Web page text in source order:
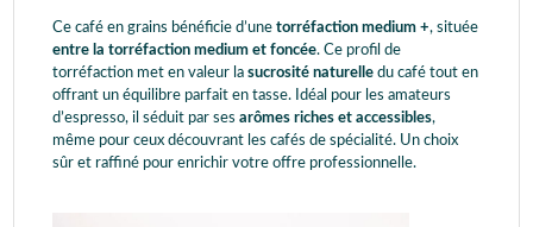
Ce café en grains bénéficie d’une torréfaction medium +, située
entre la torréfaction medium et foncée. Ce profil de
torréfaction met en valeur la sucrosité naturelle du café tout en
offrant un équilibre parfait en tasse. Idéal pour les amateurs
d’espresso, il séduit par ses arômes riches et accessibles,
même pour ceux découvrant les cafés de spécialité. Un choix
sûr et raffiné pour enrichir votre offre professionnelle.